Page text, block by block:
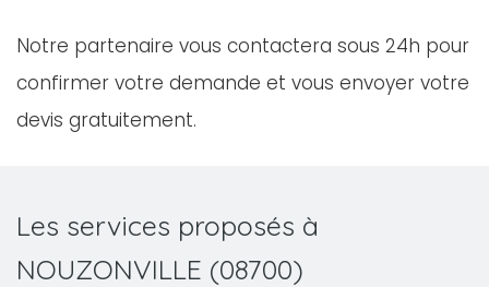
Notre partenaire vous contactera sous 24h pour
confirmer votre demande et vous envoyer votre
devis gratuitement.
Les services proposés à
NOUZONVILLE (08700)